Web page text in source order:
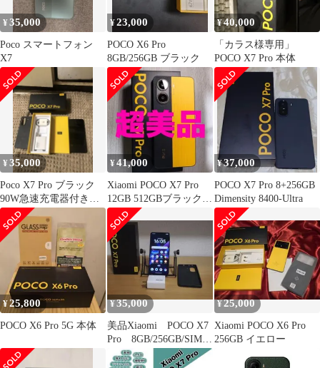
¥35,000
Poco スマートフォン
X7
¥23,000
POCO X6 Pro
8GB/256GB ブラック
¥40,000
「カラス様専用」
POCO X7 Pro 本体
¥35,000
Poco X7 Pro ブラック
90W急速充電器付き
8GB RAM 256GB
¥41,000
Xiaomi POCO X7 Pro
12GB 512GBブラック/
イエロー本体
¥37,000
POCO X7 Pro 8+256GB
Dimensity 8400-Ultra
¥25,800
POCO X6 Pro 5G 本体
¥35,000
美品Xiaomi POCO X7
Pro 8GB/256GB/SIMフ
リー/黒
¥25,000
Xiaomi POCO X6 Pro
256GB イエロー